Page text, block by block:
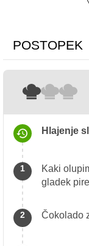
POSTOPEK
Hlajenje
Kaki
gladek
Čokolado